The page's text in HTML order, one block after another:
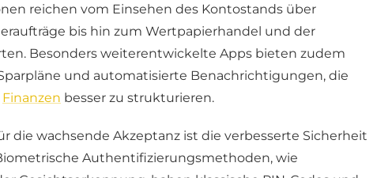
reichen vom Einsehen des Kontostands über
bis hin zum Wertpapierhandel und der
Besonders weiterentwickelte Apps bieten zudem
und automatisierte Benachrichtigungen, die
Finanzen besser zu strukturieren.
die wachsende Akzeptanz ist die verbesserte Sicherheit
Authentifizierungsmethoden, wie